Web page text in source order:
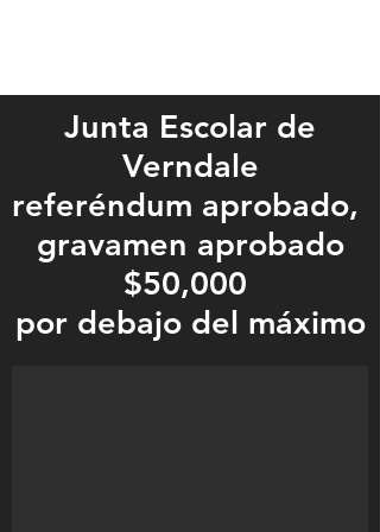
Junta Escolar de
Verndale
referéndum aprobado,
gravamen aprobado
$50,000
por debajo del máximo
Verndale
Verndale School Board Passed referendum,